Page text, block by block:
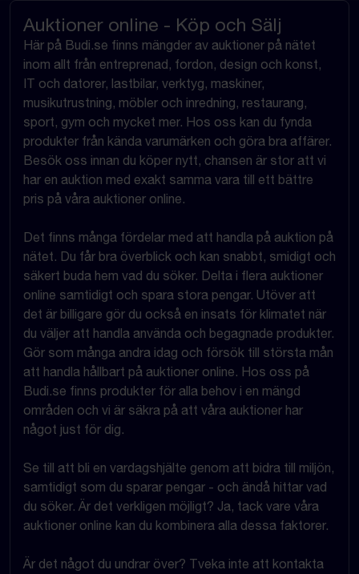
Auktioner online - Köp och Sälj
Här på Budi.se finns mängder av auktioner på nätet
inom allt från entreprenad, fordon, design och konst,
IT och datorer, lastbilar, verktyg, maskiner,
musikutrustning, möbler och inredning, restaurang,
sport, gym och mycket mer. Hos oss kan du fynda
produkter från kända varumärken och göra bra affärer.
Besök oss innan du köper nytt, chansen är stor att vi
har en auktion med exakt samma vara till ett bättre
pris på våra auktioner online.
Det finns många fördelar med att handla på auktion på
nätet. Du får bra överblick och kan snabbt, smidigt och
säkert buda hem vad du söker. Delta i flera auktioner
online samtidigt och spara stora pengar. Utöver att
det är billigare gör du också en insats för klimatet när
du väljer att handla använda och begagnade produkter.
Gör som många andra idag och försök till största mån
att handla hållbart på auktioner online. Hos oss på
Budi.se finns produkter för alla behov i en mängd
områden och vi är säkra på att våra auktioner har
något just för dig.
Se till att bli en vardagshjälte genom att bidra till miljön,
samtidigt som du sparar pengar - och ändå hittar vad
du söker. Är det verkligen möjligt? Ja, tack vare våra
auktioner online kan du kombinera alla dessa faktorer.
Är det något du undrar över? Tveka inte att kontakta